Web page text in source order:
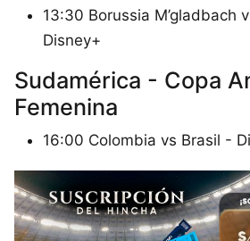
13:30 Borussia M’gladbach
Disney+
Sudamérica - Copa
Femenina
16:00 Colombia vs Brasil -